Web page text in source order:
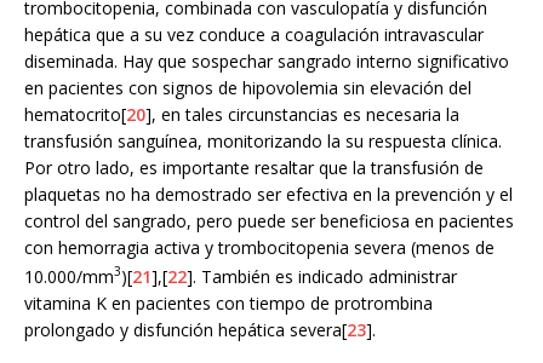
trombocitopenia, combinada con vasculopatía y disfunción
hepática que a su vez conduce a coagulación intravascular
diseminada. Hay que sospechar sangrado interno significativo
en pacientes con signos de hipovolemia sin elevación del
hematocrito[20], en tales circunstancias es necesaria la
transfusión sanguínea, monitorizando la su respuesta clínica.
Por otro lado, es importante resaltar que la transfusión de
plaquetas no ha demostrado ser efectiva en la prevención y el
control del sangrado, pero puede ser beneficiosa en pacientes
con hemorragia activa y trombocitopenia severa (menos de
10.000/mm3)[21],[22]. También es indicado administrar
vitamina K en pacientes con tiempo de protrombina
prolongado y disfunción hepática severa[23].